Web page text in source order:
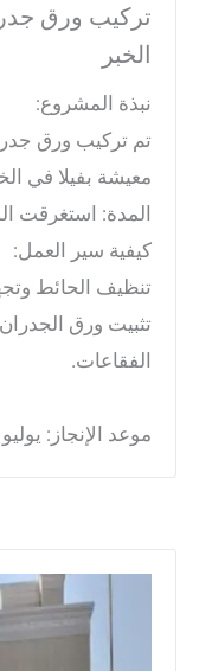
تركيب ورق
الخبر
نبذة المشروع:
تم تركيب ورق
معيشة بفيلا في
المدة: استغرقت
كيفية سير العمل:
تنظيف الحائط
تثبيت ورق
الفقاعات.
موعد الإنجاز: يوليو 2024.